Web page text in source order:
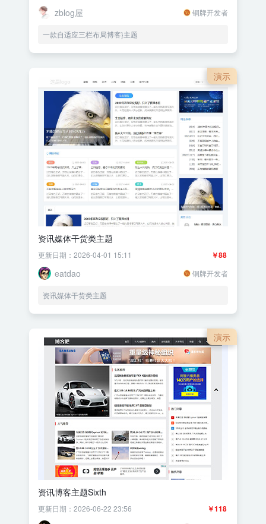
zblog屋 铜牌开发者
一款自适应三栏布局博客}主题
演示
资讯媒体干货类主题
￥88
更新日期：2026-04-01 15:11
eatdao 铜牌开发者
资讯媒体干货类主题
演示
资讯博客主题Sixth
￥118
更新日期：2026-06-22 23:56